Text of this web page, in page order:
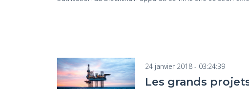
24 janvier 2018 - 03:24:39
Les grands